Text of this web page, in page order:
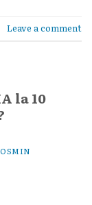
Leave a comment
la 10